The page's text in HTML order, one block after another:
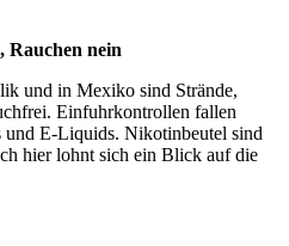
nein
und in Mexiko sind Strände,
Einfuhrkontrollen fallen
und E-Liquids. Nikotinbeutel sind
hier lohnt sich ein Blick auf die